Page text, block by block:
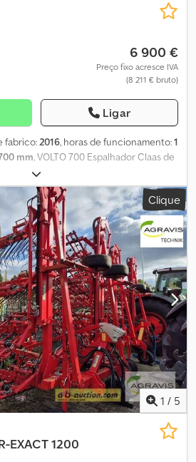
6 900 €
Preço fixo acresce IVA
(8 211 € bruto)
Ligar
fabrico:2016, horas de funcionamento:1
mm, VOLTO 700 Espalhador Claas de
de série 6 rotores cada um com 6
de amortecimento CKL Permalink
contra perda dos dentes
MAX SPREAD Inclui veio de cardã
Clique
1 / 5
EXACT 1200